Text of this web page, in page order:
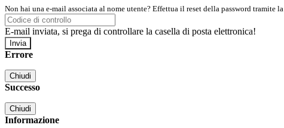
Non hai una e-mail associata al nome utente? Effettua il reset della password tramite la
E-mail inviata, si prega di controllare la casella di posta elettronica!
Errore
Chiudi
Successo
Chiudi
Informazione